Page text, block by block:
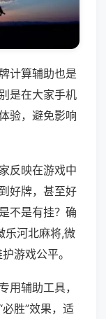
计算辅助也是
是在大家手机
验，避免影响
反映在游戏中
好牌，甚至好
不是有挂？确
乐河北麻将,微
游戏公平。
用辅助工具，
胜”效果，适